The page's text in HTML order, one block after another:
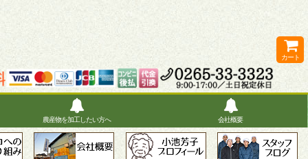
カート
農産物を加工したい方へ 会社概要